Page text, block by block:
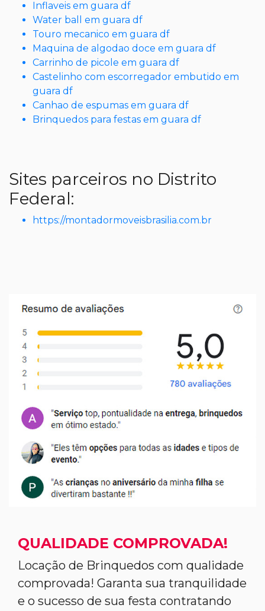
Inflaveis em guara df
Water ball em guara df
Touro mecanico em guara df
Maquina de algodao doce em guara df
Carrinho de picole em guara df
Castelinho com escorregador embutido em
guara df
Canhao de espumas em guara df
Brinquedos para festas em guara df
Sites parceiros no Distrito
Federal:
https://montadormoveisbrasilia.com.br
QUALIDADE COMPROVADA!
Locação de Brinquedos com qualidade
comprovada! Garanta sua tranquilidade
e o sucesso de sua festa contratando